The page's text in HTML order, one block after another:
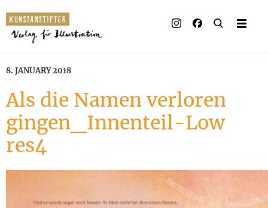
8. JANUARY 2018
Als die Namen verloren
gingen_Innenteil-Low
res4